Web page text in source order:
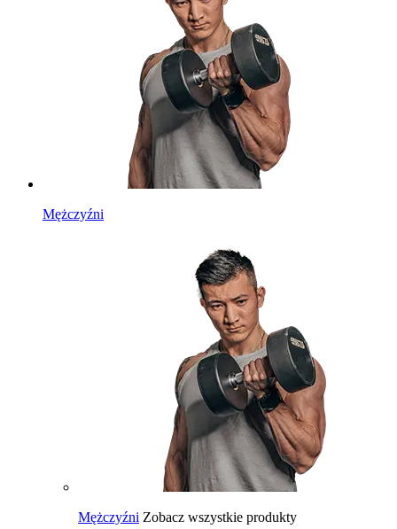
Mężczyźni
Mężczyźni Zobacz wszystkie produkty